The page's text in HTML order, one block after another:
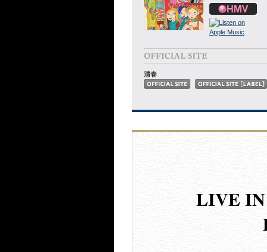
清春
LIVE IN